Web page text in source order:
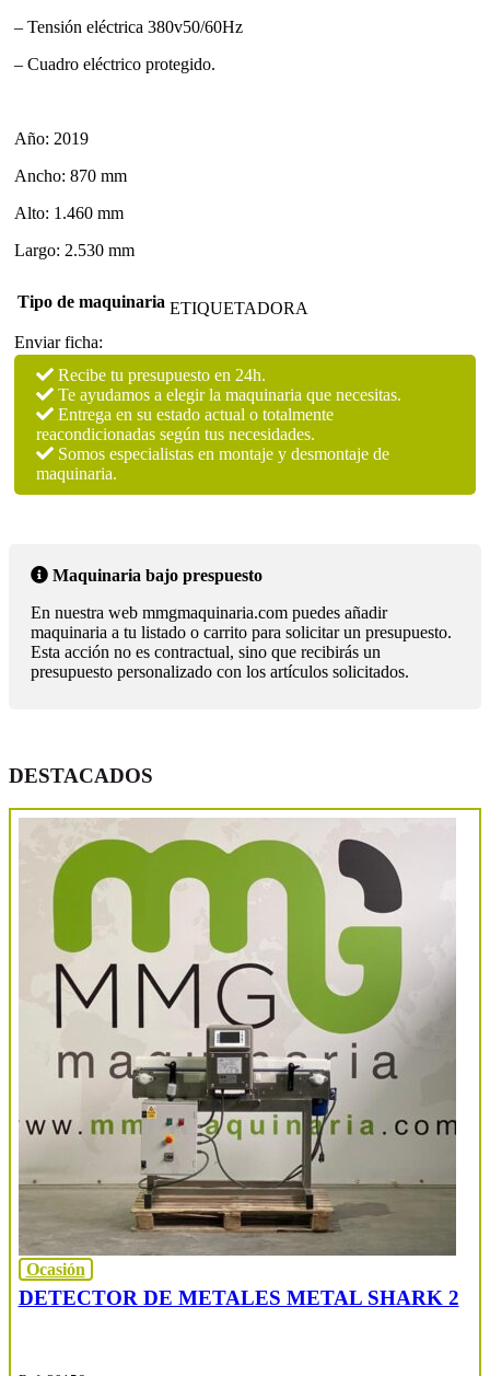
– Tensión eléctrica 380v50/60Hz
– Cuadro eléctrico protegido.
Año: 2019
Ancho: 870 mm
Alto: 1.460 mm
Largo: 2.530 mm
Tipo de maquinaria ETIQUETADORA
Enviar ficha:
Recibe tu presupuesto en 24h.
Te ayudamos a elegir la maquinaria que necesitas.
Entrega en su estado actual o totalmente
reacondicionadas según tus necesidades.
Somos especialistas en montaje y desmontaje de
maquinaria.
Maquinaria bajo prespuesto
En nuestra web mmgmaquinaria.com puedes añadir
maquinaria a tu listado o carrito para solicitar un presupuesto.
Esta acción no es contractual, sino que recibirás un
presupuesto personalizado con los artículos solicitados.
DESTACADOS
Ocasión
DETECTOR DE METALES METAL SHARK 2